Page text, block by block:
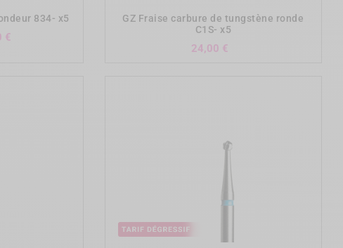
834- x5
€
GZ Fraise carbure de tungstène ronde
C1S- x5
24,00 €